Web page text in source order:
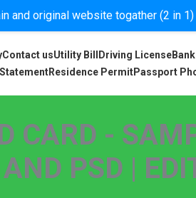
and original website togather (2 in
Contact usUtility Bill Driving License
Residence PermitPassport
CARD -
AND PSD |